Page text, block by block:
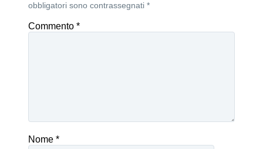
obbligatori sono contrassegnati *
Commento *
Nome *